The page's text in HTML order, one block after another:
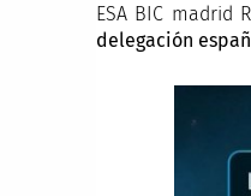
ESA BIC madrid
delegación